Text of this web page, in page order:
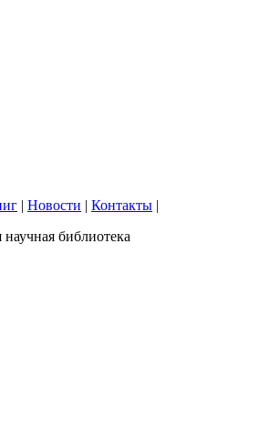
| Новости | Контакты |
библиотека